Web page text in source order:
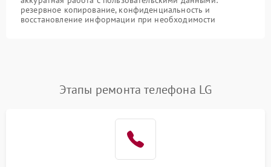
резервное копирование, конфиденциальность и
восстановление информации при необходимости
Этапы ремонта телефона LG